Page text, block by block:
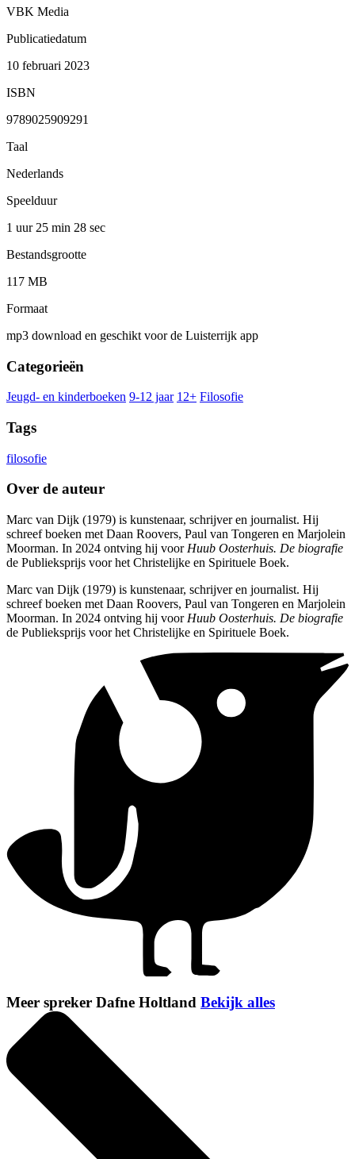
VBK Media
Publicatiedatum
10 februari 2023
ISBN
9789025909291
Taal
Nederlands
Speelduur
1 uur 25 min 28 sec
Bestandsgrootte
117 MB
Formaat
mp3 download en geschikt voor de Luisterrijk app
Categorieën
Jeugd- en kinderboeken 9-12 jaar 12+ Filosofie
Tags
filosofie
Over de auteur
Marc van Dijk (1979) is kunstenaar, schrijver en journalist. Hij
schreef boeken met Daan Roovers, Paul van Tongeren en Marjolein
Moorman. In 2024 ontving hij voor Huub Oosterhuis. De biografie
de Publieksprijs voor het Christelijke en Spirituele Boek.
Marc van Dijk (1979) is kunstenaar, schrijver en journalist. Hij
schreef boeken met Daan Roovers, Paul van Tongeren en Marjolein
Moorman. In 2024 ontving hij voor Huub Oosterhuis. De biografie
de Publieksprijs voor het Christelijke en Spirituele Boek.
Meer spreker Dafne Holtland Bekijk alles